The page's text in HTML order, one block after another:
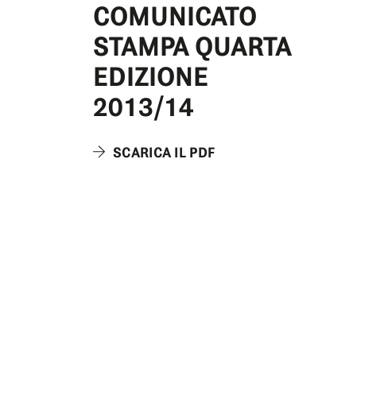
COMUNICATO
STAMPA QUARTA
EDIZIONE
2013/14
SCARICA IL PDF